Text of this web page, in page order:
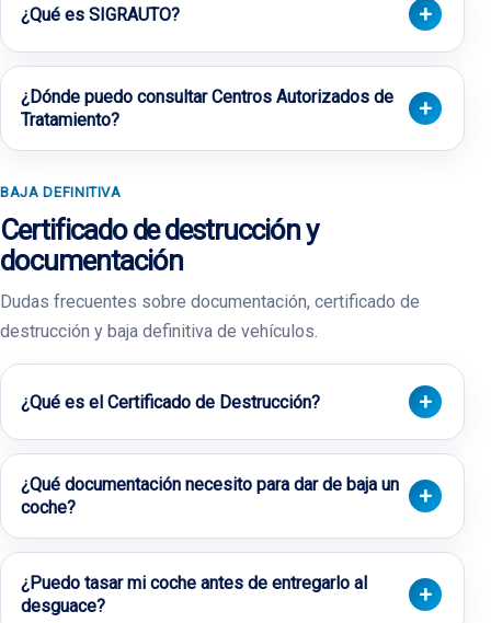
¿Qué es SIGRAUTO?
¿Dónde puedo consultar Centros Autorizados de
Tratamiento?
BAJA DEFINITIVA
Certificado de destrucción y
documentación
Dudas frecuentes sobre documentación, certificado de
destrucción y baja definitiva de vehículos.
¿Qué es el Certificado de Destrucción?
¿Qué documentación necesito para dar de baja un
coche?
¿Puedo tasar mi coche antes de entregarlo al
desguace?